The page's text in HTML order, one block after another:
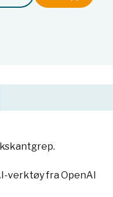
verktøy fra OpenAI